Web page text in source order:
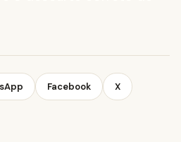
Facebook X